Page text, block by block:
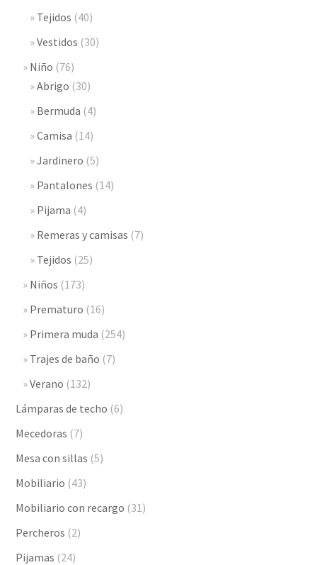
Tejidos (40)
Vestidos (30)
Niño (76)
Abrigo (30)
Bermuda (4)
Camisa (14)
Jardinero (5)
Pantalones (14)
Pijama (4)
Remeras y camisas (7)
Tejidos (25)
Niños (173)
Prematuro (16)
Primera muda (254)
Trajes de baño (7)
Verano (132)
Lámparas de techo (6)
Mecedoras (7)
Mesa con sillas (5)
Mobiliario (43)
Mobiliario con recargo (31)
Percheros (2)
Pijamas (24)